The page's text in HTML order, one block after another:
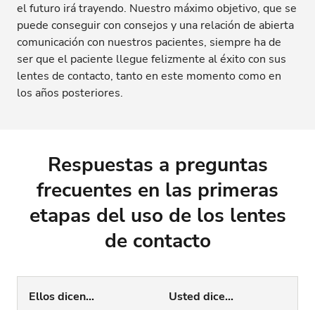
el futuro irá trayendo. Nuestro máximo objetivo, que se
puede conseguir con consejos y una relación de abierta
comunicación con nuestros pacientes, siempre ha de
ser que el paciente llegue felizmente al éxito con sus
lentes de contacto, tanto en este momento como en
los años posteriores.
Respuestas a preguntas
frecuentes en las primeras
etapas del uso de los lentes
de contacto
Ellos dicen... Usted dice...